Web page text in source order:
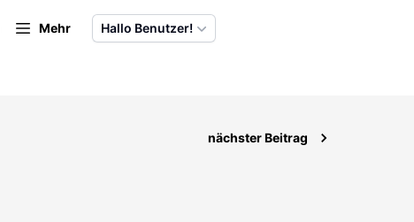
Mehr Hallo Benutzer!
nächster Beitrag